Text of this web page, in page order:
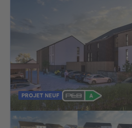
PROJET NEUF